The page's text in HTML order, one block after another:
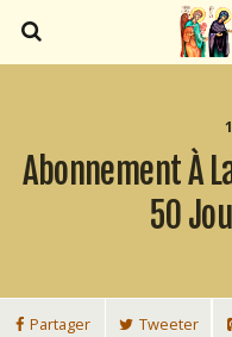
Abonnement À
50
Partager Tweeter